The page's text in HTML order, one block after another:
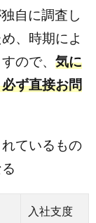
自に調査し
、時期によ
ので、 気に
ず直接お問
ているもの
入社支度